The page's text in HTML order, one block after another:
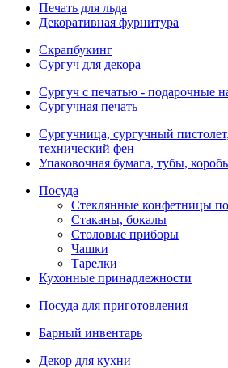
Печать для льда
Декоративная фурнитура
Скрапбукинг
Сургуч для декора
Сургуч с печатью - подарочные
Сургучная печать
Сургучница, сургучный
технический фен
Упаковочная бумага, тубы,
Посуда
Стеклянные конфетницы
Стаканы, бокалы
Столовые приборы
Чашки
Тарелки
Кухонные принадлежности
Посуда для приготовления
Барный инвентарь
Декор для кухни